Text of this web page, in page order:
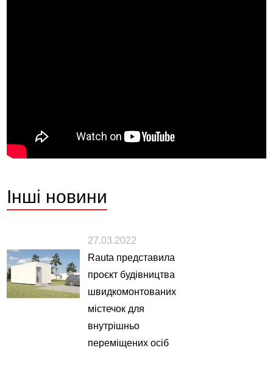
Інші новини
27.03.2022
Rauta представила
проєкт будівництва
швидкомонтованих
містечок для
внутрішньо
переміщених осіб